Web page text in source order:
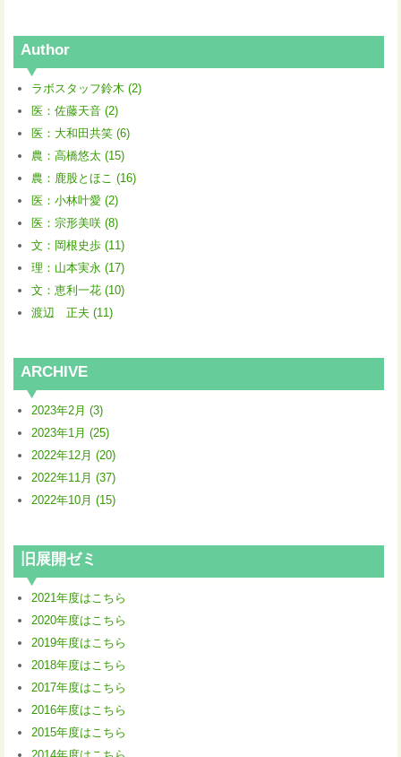
Author
ラボスタッフ鈴木 (2)
医：佐藤天音 (2)
医：大和田共笑 (6)
農：高橋悠太 (15)
農：鹿股とほこ (16)
医：小林叶愛 (2)
医：宗形美咲 (8)
文：岡根史歩 (11)
理：山本実永 (17)
文：恵利一花 (10)
渡辺 正夫 (11)
ARCHIVE
2023年2月 (3)
2023年1月 (25)
2022年12月 (20)
2022年11月 (37)
2022年10月 (15)
旧展開ゼミ
2021年度はこちら
2020年度はこちら
2019年度はこちら
2018年度はこちら
2017年度はこちら
2016年度はこちら
2015年度はこちら